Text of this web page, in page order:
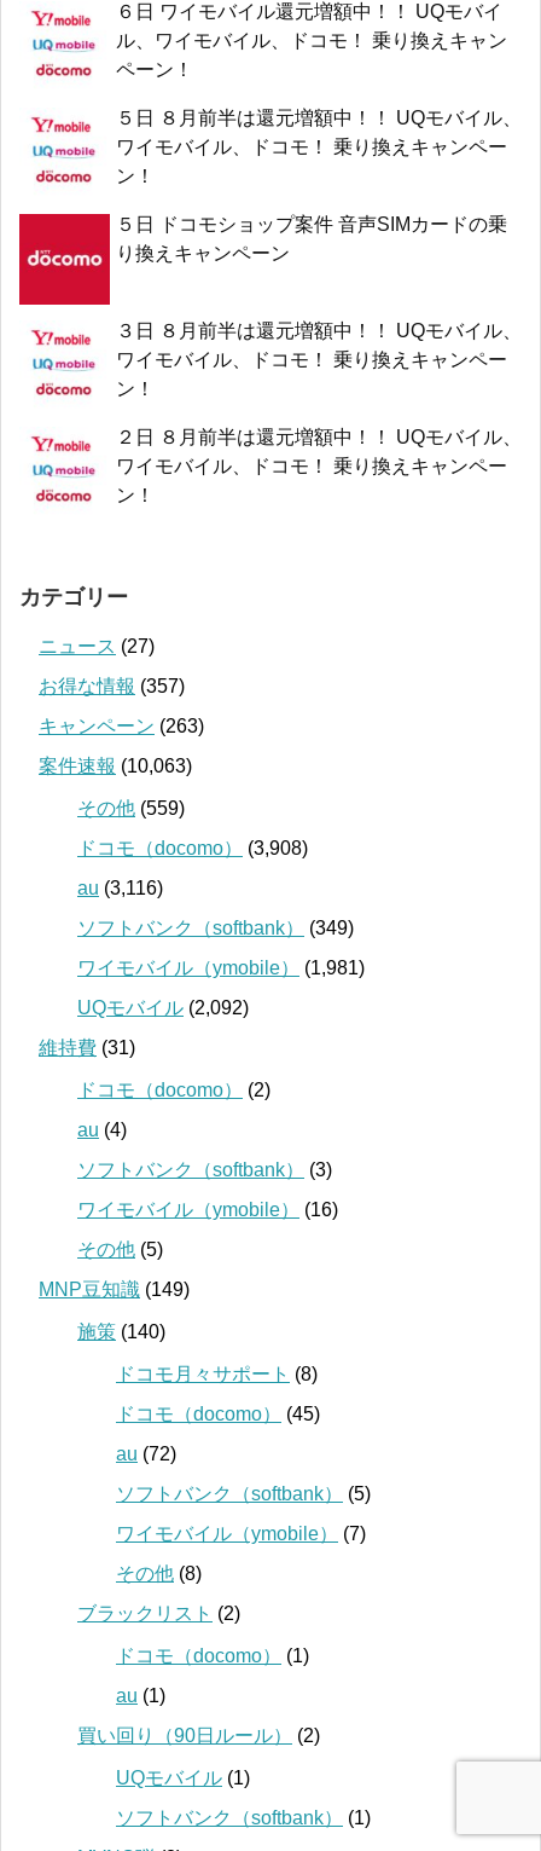
６日 ワイモバイル還元増額中！！ UQモバイ
ル、ワイモバイル、ドコモ！ 乗り換えキャン
ペーン！
５日 ８月前半は還元増額中！！ UQモバイル、
ワイモバイル、ドコモ！ 乗り換えキャンペー
ン！
５日 ドコモショップ案件 音声SIMカードの乗
り換えキャンペーン
３日 ８月前半は還元増額中！！ UQモバイル、
ワイモバイル、ドコモ！ 乗り換えキャンペー
ン！
２日 ８月前半は還元増額中！！ UQモバイル、
ワイモバイル、ドコモ！ 乗り換えキャンペー
ン！
カテゴリー
ニュース (27)
お得な情報 (357)
キャンペーン (263)
案件速報 (10,063)
その他 (559)
ドコモ（docomo）
(3,908)
au (3,116)
ソフトバンク（softbank）
(349)
ワイモバイル（ymobile）
(1,981)
UQモバイル (2,092)
維持費 (31)
ドコモ（docomo）
(2)
au (4)
ソフトバンク（softbank）
(3)
ワイモバイル（ymobile）
(16)
その他 (5)
MNP豆知識 (149)
施策 (140)
ドコモ月々サポート (8)
ドコモ（docomo）
(45)
au (72)
ソフトバンク（softbank）
(5)
ワイモバイル（ymobile）
(7)
その他 (8)
ブラックリスト (2)
ドコモ（docomo）
(1)
au (1)
買い回り（90日ルール）
(2)
UQモバイル (1)
ソフトバンク（softbank）
(1)